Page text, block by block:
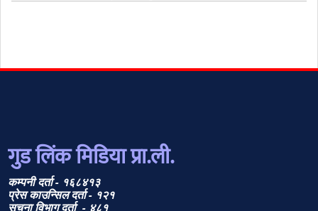
गुड लिंक मिडिया प्रा.ली.
कम्पनी दर्ता - १६८४१३
प्रेस काउन्सिल दर्ता - १२१
सूचना विभाग दर्ता - ४८१